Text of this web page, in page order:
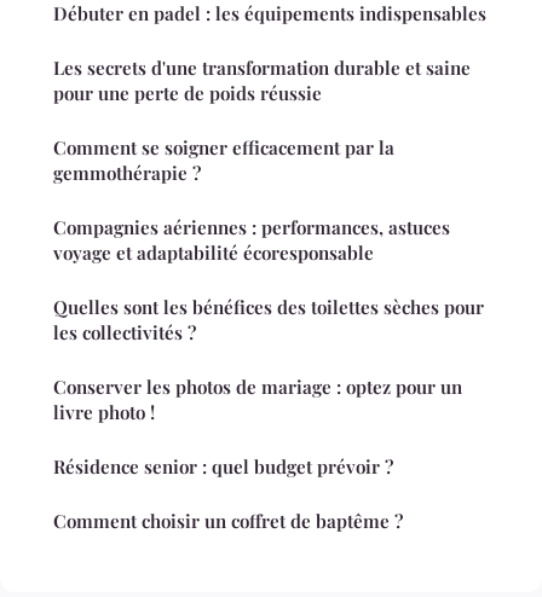
Débuter en padel : les équipements indispensables
Les secrets d'une transformation durable et saine
pour une perte de poids réussie
Comment se soigner efficacement par la
gemmothérapie ?
Compagnies aériennes : performances, astuces
voyage et adaptabilité écoresponsable
Quelles sont les bénéfices des toilettes sèches pour
les collectivités ?
Conserver les photos de mariage : optez pour un
livre photo !
Résidence senior : quel budget prévoir ?
Comment choisir un coffret de baptême ?